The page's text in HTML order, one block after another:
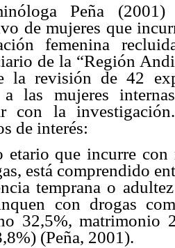
Peña
de mujeres que
femenina
de la “Región
la revisión de 42
a las mujeres
con la
de interés:
etario que incurre con
está comprendido
temprana o
con drogas
32,5%, matrimonio
(Peña, 2001).